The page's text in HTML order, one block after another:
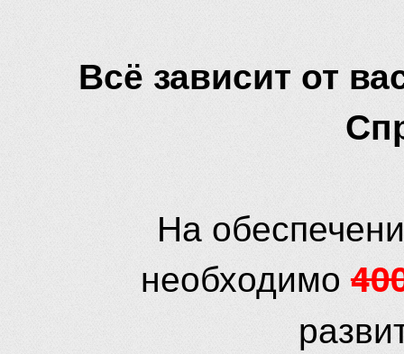
Всё зависит от
На
необходимо